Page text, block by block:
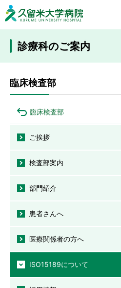
診療科のご案内
臨床検査部
臨床検査部
ご挨拶
検査部案内
部門紹介
患者さんへ
医療関係者の方へ
ISO15189について